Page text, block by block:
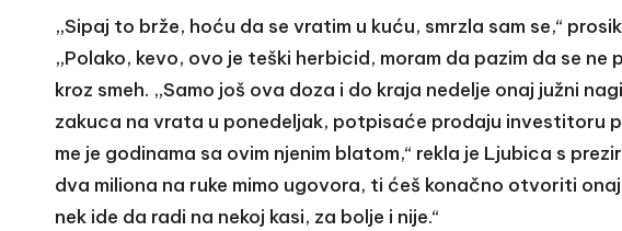
„Sipaj to brže, hoću da se vratim u kuću, smrzla sam se,“
„Polako, kevo, ovo je teški herbicid, moram da pazim da se ne
kroz smeh. „Samo još ova doza i do kraja nedelje onaj južni
zakuca na vrata u ponedeljak, potpisaće prodaju investitoru
me je godinama sa ovim njenim blatom,“ rekla je Ljubica s
dva miliona na ruke mimo ugovora, ti ćeš konačno otvoriti
nek ide da radi na nekoj kasi, za bolje i nije.“